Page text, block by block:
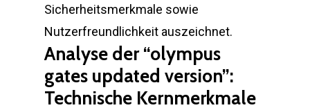
Sicherheitsmerkmale sowie
Nutzerfreundlichkeit auszeichnet.
Analyse der “olympus
gates updated version”:
Technische Kernmerkmale